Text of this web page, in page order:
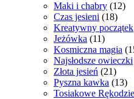
Maki i chabry (12)
Czas jesieni (18)
Kreatywny początek
Jeżówka (11)
Kosmiczna magia
Najsłodsze owieczki
Złota jesień (21)
Pyszna kawka (13)
Tosiakowe